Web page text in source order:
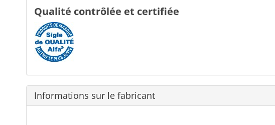
Qualité contrôlée et certifiée
Informations sur le fabricant